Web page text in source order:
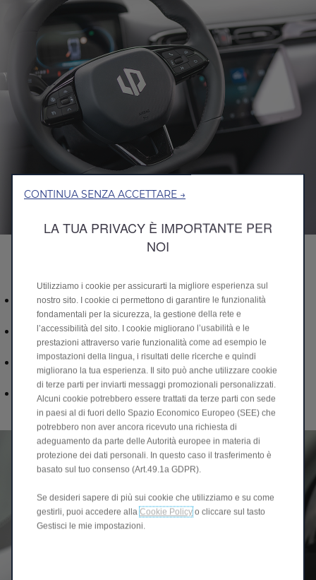
Console centrale con display da 10,1 pollici come centro
di controllo intuitivo
App Leapmotor per una connessione intelligente al
veicolo (informazioni e controllo tramite smartphone)
Aggiornamenti over-the-air per mantenere il veicolo
sempre aggiornato
6 airbag e sistemi avanzati di assistenza alla guida
(ADAS) per una maggiore sicurezza nell’uso quotidiano
CONTINUA SENZA ACCETTARE →
LA TUA PRIVACY È IMPORTANTE PER
NOI
Utilizziamo i cookie per assicurarti la migliore esperienza sul
nostro sito. I cookie ci permettono di garantire le funzionalità
fondamentali per la sicurezza, la gestione della rete e
l’accessibilità del sito. I cookie migliorano l’usabilità e le
prestazioni attraverso varie funzionalità come ad esempio le
impostazioni della lingua, i risultati delle ricerche e quindi
migliorano la tua esperienza. Il sito può anche utilizzare cookie
di terze parti per inviarti messaggi promozionali personalizzati.
Alcuni cookie potrebbero essere trattati da terze parti con sede
in paesi al di fuori dello Spazio Economico Europeo (SEE) che
potrebbero non aver ancora ricevuto una richiesta di
adeguamento da parte delle Autorità europee in materia di
protezione dei dati personali. In questo caso il trasferimento è
basato sul tuo consenso (Art.49.1a GDPR).
Se desideri sapere di più sui cookie che utilizziamo e su come
gestirli, puoi accedere alla Cookie Policy o cliccare sul tasto
Gestisci le mie impostazioni.